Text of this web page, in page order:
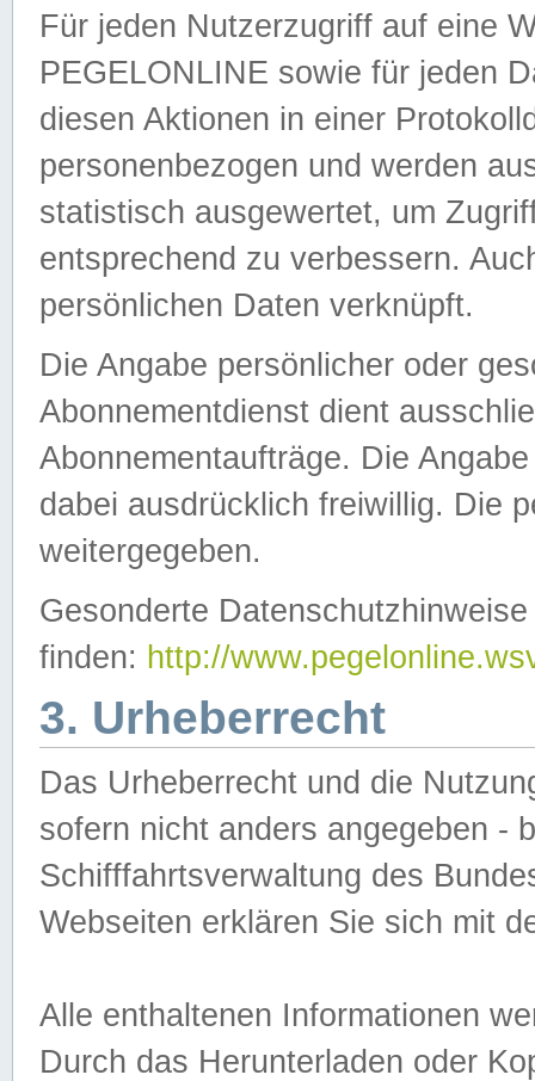
Für jeden Nutzerzugriff auf eine
PEGELONLINE sowie für jeden
diesen Aktionen in einer
personenbezogen und werden
statistisch ausgewertet, um
entsprechend zu verbessern.
persönlichen Daten verknüpft.
Die Angabe persönlicher oder
Abonnementdienst dient
Abonnementaufträge. Die
dabei ausdrücklich freiwillig. Die
weitergegeben.
Gesonderte
finden: http://
3. Urheberrecht
Das Urheberrecht und die
sofern nicht anders angegeben -
Schifffahrtsverwaltung des
Webseiten erklären Sie sich mit
Alle enthaltenen Informationen
Durch das Herunterladen oder